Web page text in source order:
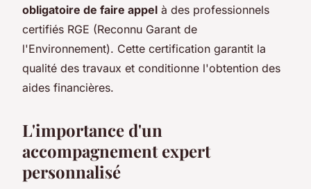
obligatoire de faire appel à des professionnels
certifiés RGE (Reconnu Garant de
l'Environnement). Cette certification garantit la
qualité des travaux et conditionne l'obtention des
aides financières.
L'importance d'un
accompagnement expert
personnalisé